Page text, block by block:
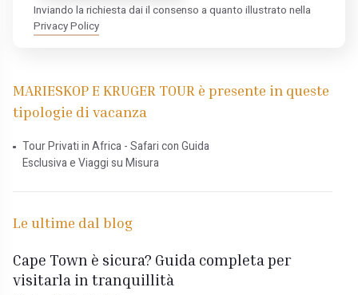
Inviando la richiesta dai il consenso a quanto illustrato nella
Privacy Policy
MARIESKOP E KRUGER TOUR è presente in queste
tipologie di vacanza
Tour Privati in Africa - Safari con Guida
Esclusiva e Viaggi su Misura
Le ultime dal blog
Cape Town è sicura? Guida completa per
visitarla in tranquillità